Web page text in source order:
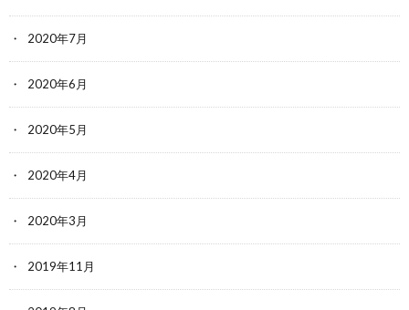
2020年7月
2020年6月
2020年5月
2020年4月
2020年3月
2019年11月